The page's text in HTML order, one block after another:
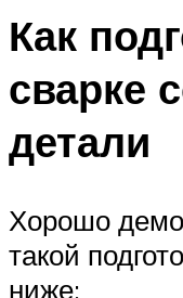
Как
сварке
детали
Хорошо
такой
ниже: